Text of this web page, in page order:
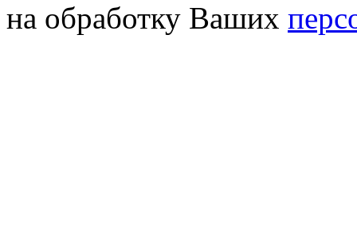
на обработку Ваших